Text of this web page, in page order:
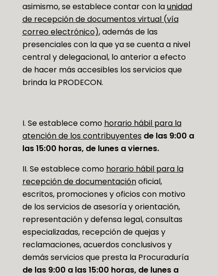
asimismo, se establece contar con launidad
de recepción de documentos virtual (vía
correo electrónico), además de las
presenciales con la que ya se cuenta a nivel
central y delegacional, lo anterior a efecto
de hacer más accesibles los servicios que
brinda la PRODECON.
I. Se establece como horario hábil para la
atención de los contribuyentes de las 9:00 a
las 15:00 horas, de lunes a viernes.
II. Se establece como horario hábil para la
recepción de documentaciónoficial,
escritos, promociones y oficios con motivo
de los servicios de asesoría y orientación,
representación y defensa legal, consultas
especializadas, recepción de quejas y
reclamaciones, acuerdos conclusivos y
demás servicios que presta la Procuraduría
de las 9:00 a las 15:00 horas, de lunes a